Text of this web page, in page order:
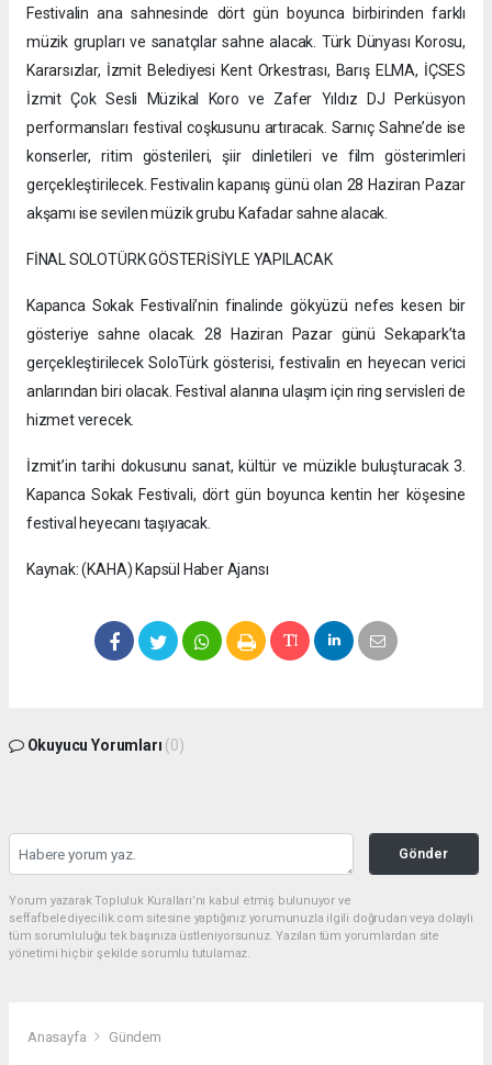
Festivalin ana sahnesinde dört gün boyunca birbirinden farklı
müzik grupları ve sanatçılar sahne alacak. Türk Dünyası Korosu,
Kararsızlar, İzmit Belediyesi Kent Orkestrası, Barış ELMA, İÇSES
İzmit Çok Sesli Müzikal Koro ve Zafer Yıldız DJ Perküsyon
performansları festival coşkusunu artıracak. Sarnıç Sahne’de ise
konserler, ritim gösterileri, şiir dinletileri ve film gösterimleri
gerçekleştirilecek. Festivalin kapanış günü olan 28 Haziran Pazar
akşamı ise sevilen müzik grubu Kafadar sahne alacak.
FİNAL SOLOTÜRK GÖSTERİSİYLE YAPILACAK
Kapanca Sokak Festivali’nin finalinde gökyüzü nefes kesen bir
gösteriye sahne olacak. 28 Haziran Pazar günü Sekapark’ta
gerçekleştirilecek SoloTürk gösterisi, festivalin en heyecan verici
anlarından biri olacak. Festival alanına ulaşım için ring servisleri de
hizmet verecek.
İzmit’in tarihi dokusunu sanat, kültür ve müzikle buluşturacak 3.
Kapanca Sokak Festivali, dört gün boyunca kentin her köşesine
festival heyecanı taşıyacak.
Kaynak: (KAHA) Kapsül Haber Ajansı
Okuyucu Yorumları (0)
Gönder
Yorum yazarak Topluluk Kuralları’nı kabul etmiş bulunuyor ve
seffafbelediyecilik.com sitesine yaptığınız yorumunuzla ilgili doğrudan veya dolaylı
tüm sorumluluğu tek başınıza üstleniyorsunuz. Yazılan tüm yorumlardan site
yönetimi hiçbir şekilde sorumlu tutulamaz.
Anasayfa Gündem